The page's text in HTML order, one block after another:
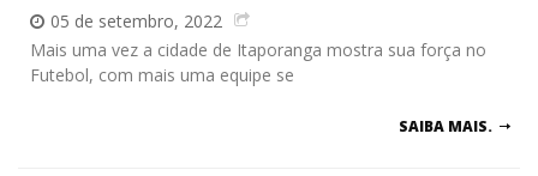
05 de setembro, 2022
Mais uma vez a cidade de Itaporanga mostra sua força no
Futebol, com mais uma equipe se
SAIBA MAIS.